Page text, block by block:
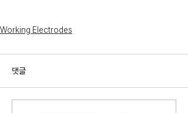
Working Electrodes
댓글